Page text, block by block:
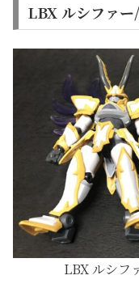
LBX ルシファ
LBX ルシフ